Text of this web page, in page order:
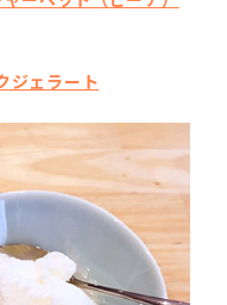
ジェラート